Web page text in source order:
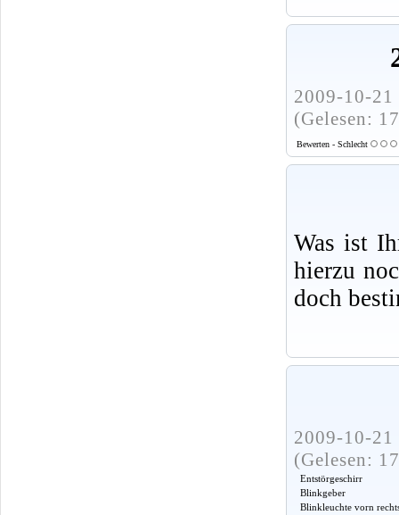
2009-10-
(Gelesen:
Bewerten - Schlecht
Was ist
hierzu
doch
2009-10-
(Gelesen:
Entstörgeschirr
Blinkgeber
Blinkleuchte vorn